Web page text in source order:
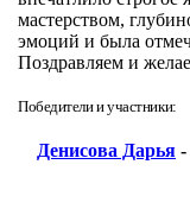
мастерством,
эмоций и была
Поздравляем и
Победители и участники:
Денисова Дарья -